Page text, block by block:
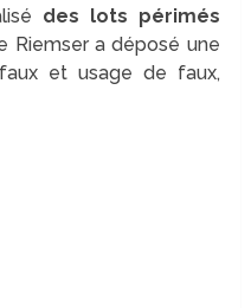
des lots périmés
Riemser a déposé une
et usage de faux,